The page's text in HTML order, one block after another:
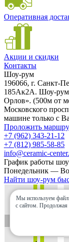
Оперативная
Акции и скидки
Контакты
Шоу-рум
196066, г. Санкт-
185Ак2А. Шоу-рум
Орлов». (500м от
Московского
машине только с
Проложить
+7 (962) 343-21-12
+7 (812) 985-58-85
info@ceramic-
График работы
Понедельник —
Найти шоу-рум
Мы используем
с сайтом. Продолжая